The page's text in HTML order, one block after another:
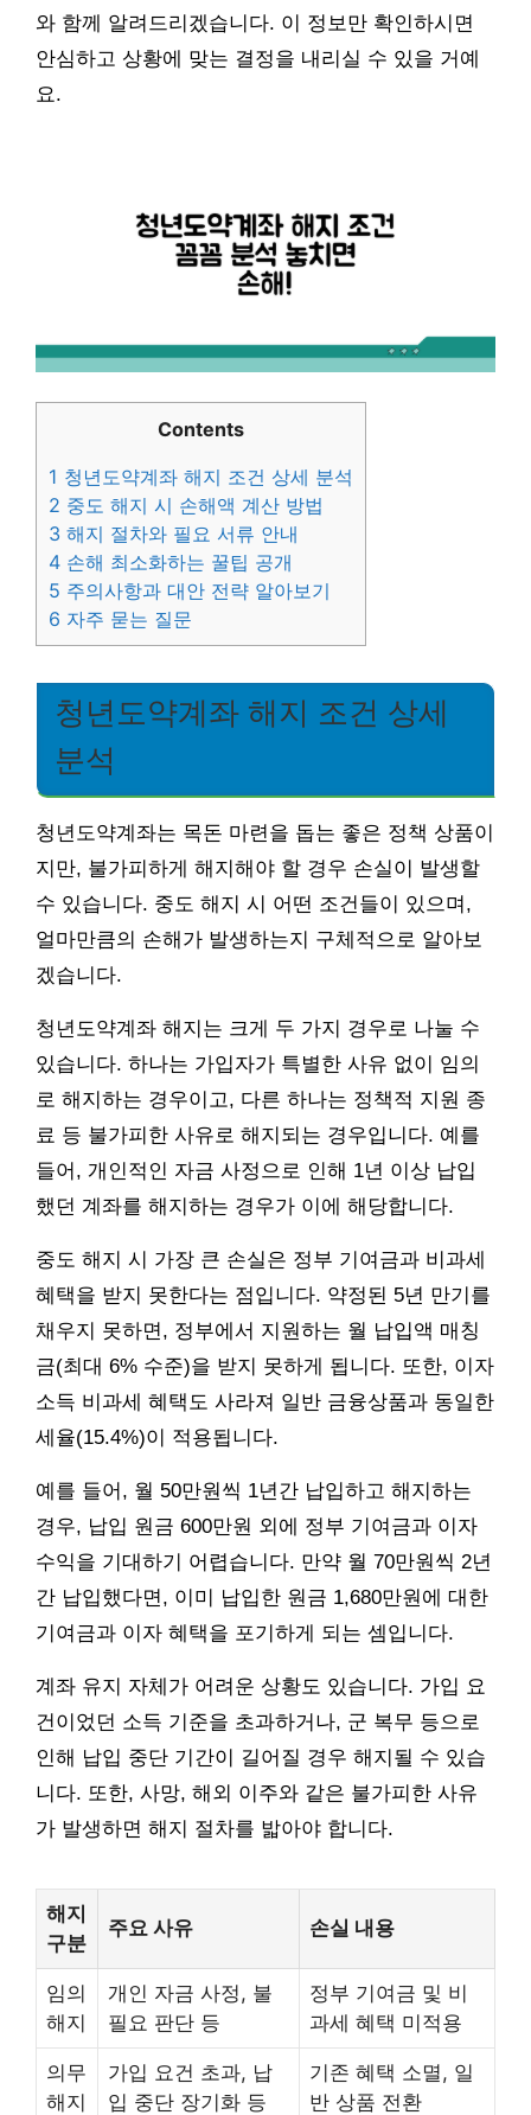
와 함께 알려드리겠습니다. 이 정보만 확인하시면
안심하고 상황에 맞는 결정을 내리실 수 있을 거예
요.
Contents
1 청년도약계좌 해지 조건 상세 분석
2 중도 해지 시 손해액 계산 방법
3 해지 절차와 필요 서류 안내
4 손해 최소화하는 꿀팁 공개
5 주의사항과 대안 전략 알아보기
6 자주 묻는 질문
청년도약계좌 해지 조건 상세
분석
청년도약계좌는 목돈 마련을 돕는 좋은 정책 상품이
지만, 불가피하게 해지해야 할 경우 손실이 발생할
수 있습니다. 중도 해지 시 어떤 조건들이 있으며,
얼마만큼의 손해가 발생하는지 구체적으로 알아보
겠습니다.
청년도약계좌 해지는 크게 두 가지 경우로 나눌 수
있습니다. 하나는 가입자가 특별한 사유 없이 임의
로 해지하는 경우이고, 다른 하나는 정책적 지원 종
료 등 불가피한 사유로 해지되는 경우입니다. 예를
들어, 개인적인 자금 사정으로 인해 1년 이상 납입
했던 계좌를 해지하는 경우가 이에 해당합니다.
중도 해지 시 가장 큰 손실은 정부 기여금과 비과세
혜택을 받지 못한다는 점입니다. 약정된 5년 만기를
채우지 못하면, 정부에서 지원하는 월 납입액 매칭
금(최대 6% 수준)을 받지 못하게 됩니다. 또한, 이자
소득 비과세 혜택도 사라져 일반 금융상품과 동일한
세율(15.4%)이 적용됩니다.
예를 들어, 월 50만원씩 1년간 납입하고 해지하는
경우, 납입 원금 600만원 외에 정부 기여금과 이자
수익을 기대하기 어렵습니다. 만약 월 70만원씩 2년
간 납입했다면, 이미 납입한 원금 1,680만원에 대한
기여금과 이자 혜택을 포기하게 되는 셈입니다.
계좌 유지 자체가 어려운 상황도 있습니다. 가입 요
건이었던 소득 기준을 초과하거나, 군 복무 등으로
인해 납입 중단 기간이 길어질 경우 해지될 수 있습
니다. 또한, 사망, 해외 이주와 같은 불가피한 사유
가 발생하면 해지 절차를 밟아야 합니다.
해지
구분
주요 사유 손실 내용
임의
해지
개인 자금 사정, 불
필요 판단 등
정부 기여금 및 비
과세 혜택 미적용
의무
해지
가입 요건 초과, 납
입 중단 장기화 등
기존 혜택 소멸, 일
반 상품 전환